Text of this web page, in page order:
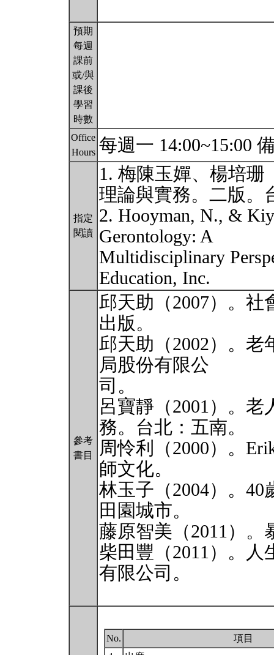
預期
每週
課前
或/與
課後
學習
時數
Office
Hours 每週一 14:00~15:00
指定
閱讀
1. 梅陳玉嬋、楊培珊
理論與實務。二版。
2. Hooyman, N., &
Gerontology: A
Multidisciplinary
Education, Inc.
參考
書目
邱天助（2007）。
出版。
邱天助（2002）。
局股份有限公
司。
呂寶靜（2001）。
務。台北：五南。
周怜利（2000）。
師文化。
林玉子（2004）。
田園城市。
藤原智美（2011）
柴田豐（2011）。
有限公司。
No.
項目